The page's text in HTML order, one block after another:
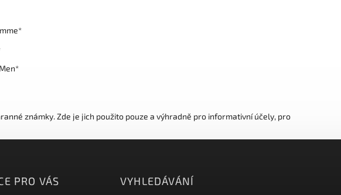
známky. Zde je jich použito pouze a výhradně pro informativní účely, pro
PRO VÁS VYHLEDÁVÁNÍ